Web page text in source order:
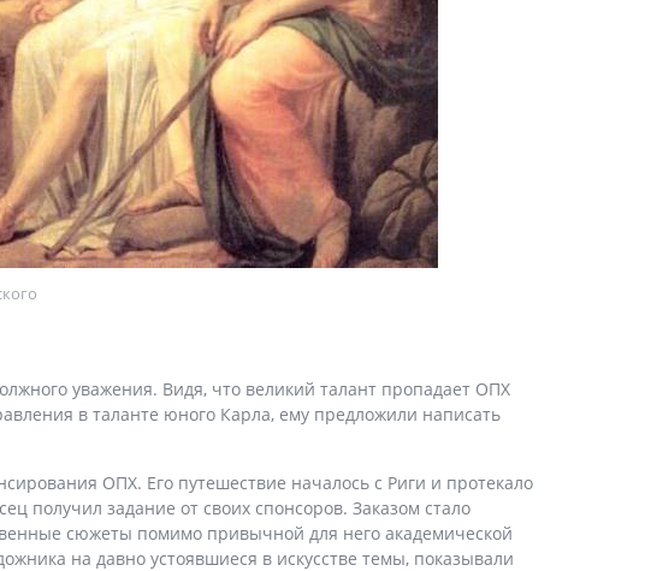
уважения. Видя, что великий талант пропадает ОПХ
в таланте юного Карла, ему предложили написать
ОПХ. Его путешествие началось с Риги и протекало
получил задание от своих спонсоров. Заказом стало
сюжеты помимо привычной для него академической
на давно устоявшиеся в искусстве темы, показывали